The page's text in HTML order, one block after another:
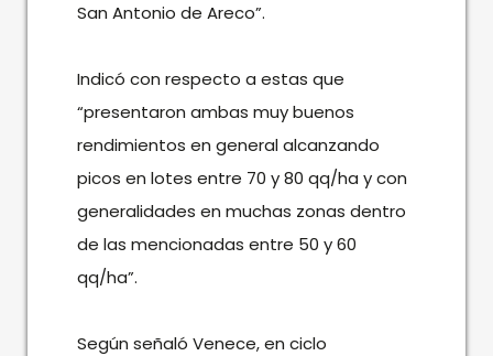
San Antonio de Areco”.
Indicó con respecto a estas que
“presentaron ambas muy buenos
rendimientos en general alcanzando
picos en lotes entre 70 y 80 qq/ha y con
generalidades en muchas zonas dentro
de las mencionadas entre 50 y 60
qq/ha”.
Según señaló Venece, en ciclo